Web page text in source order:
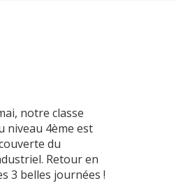
notre classe
niveau 4ème est
du
Retour en
3 belles journées !